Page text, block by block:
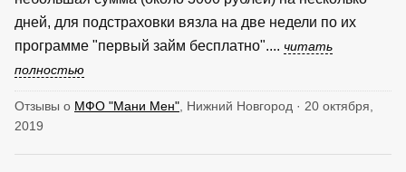
дней, для подстраховки вязла на две недели по их
программе "первый займ бесплатно".... читать
полностью
Отзывы о МФО "Мани Мен" , Нижний Новгород · 20 октября,
2019